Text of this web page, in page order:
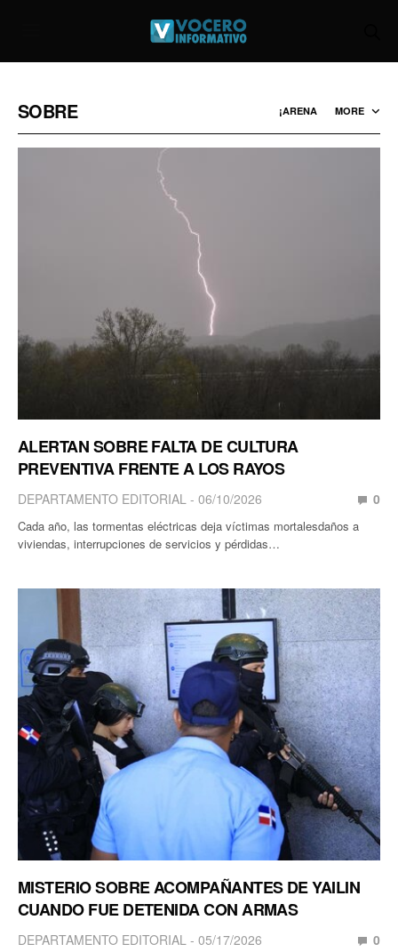
SOBRE ¡ARENA MORE
ALERTAN SOBRE FALTA DE CULTURA
PREVENTIVA FRENTE A LOS RAYOS
DEPARTAMENTO EDITORIAL 06/10/2026 0
Cada año, las tormentas eléctricas deja víctimas mortalesdaños a
viviendas, interrupciones de servicios y pérdidas…
MISTERIO SOBRE ACOMPAÑANTES DE YAILIN
CUANDO FUE DETENIDA CON ARMAS
DEPARTAMENTO EDITORIAL 05/17/2026 0